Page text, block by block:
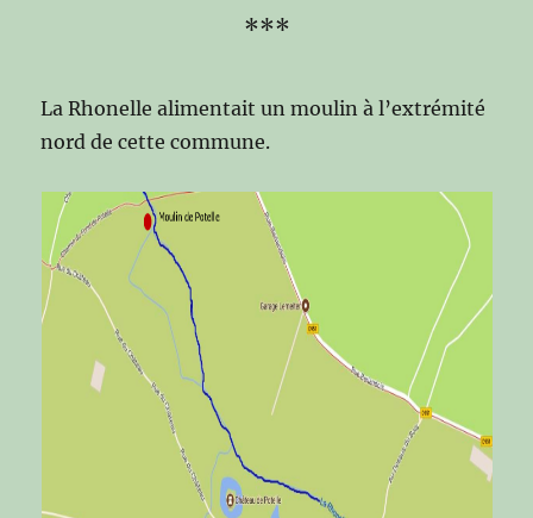
***
La Rhonelle alimentait un moulin à l’extrémité
nord de cette commune.